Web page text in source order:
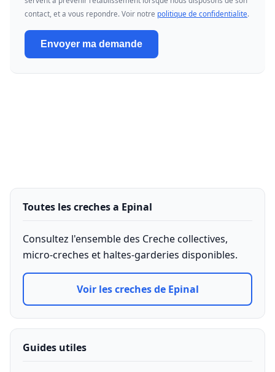
contact, et a vous repondre. Voir notre politique de confidentialite.
Envoyer ma demande
Toutes les creches a Epinal
Consultez l'ensemble des Creche collectives,
micro-creches et haltes-garderies disponibles.
Voir les creches de Epinal
Guides utiles